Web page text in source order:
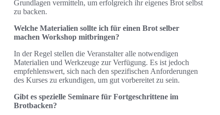
Grundlagen vermitteln, um erfolgreich ihr eigenes Brot selbst
zu backen.
Welche Materialien sollte ich für einen Brot selber
machen Workshop mitbringen?
In der Regel stellen die Veranstalter alle notwendigen
Materialien und Werkzeuge zur Verfügung. Es ist jedoch
empfehlenswert, sich nach den spezifischen Anforderungen
des Kurses zu erkundigen, um gut vorbereitet zu sein.
Gibt es spezielle Seminare für Fortgeschrittene im
Brotbacken?